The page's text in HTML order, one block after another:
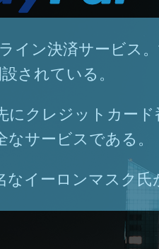
イン決済サービス
されている。
クレジットカード
サービスである。
イーロンマスク氏